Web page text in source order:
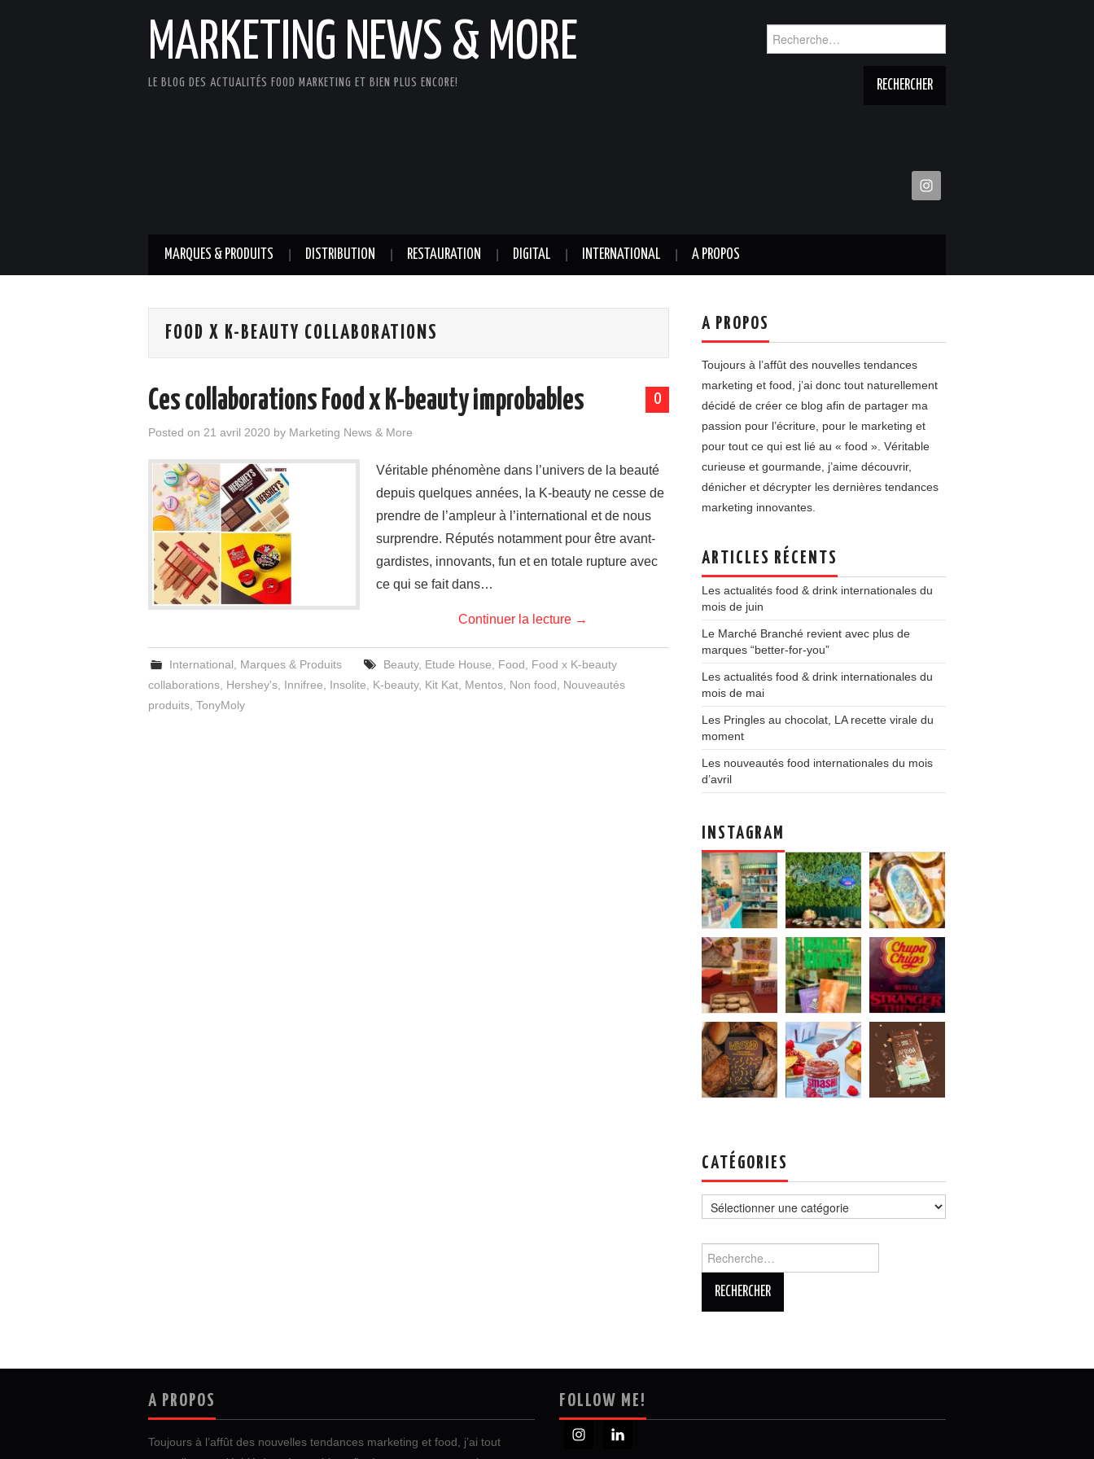
MARKETING NEWS & MORE
LE BLOG DES ACTUALITÉS FOOD MARKETING ET BIEN PLUS ENCORE!
MARQUES & PRODUITS DISTRIBUTION RESTAURATION DIGITAL INTERNATIONAL A PROPOS
FOOD X K-BEAUTY COLLABORATIONS
0
Ces collaborations Food x K-beauty improbables
Posted on 21 avril 2020 by Marketing News & More
Véritable phénomène dans l’univers de la beauté
depuis quelques années, la K-beauty ne cesse de
prendre de l’ampleur à l’international et de nous
surprendre. Réputés notamment pour être avant-
gardistes, innovants, fun et en totale rupture avec
ce qui se fait dans…
Continuer la lecture →
International Marques & Produits Beauty, Etude House Food
Food x K-beauty
collaborations Hershey's Innifree Insolite K-beauty, Kit Kat Mentos Non food
Nouveautés
produits TonyMoly
A PROPOS
Toujours à l’affût des nouvelles tendances
marketing et food, j’ai donc tout naturellement
décidé de créer ce blog afin de partager ma
passion pour l’écriture, pour le marketing et
pour tout ce qui est lié au « food ». Véritable
curieuse et gourmande, j’aime découvrir,
dénicher et décrypter les dernières tendances
marketing innovantes.
ARTICLES RÉCENTS
Les actualités food & drink internationales du
mois de juin
Le Marché Branché revient avec plus de
marques “better-for-you”
Les actualités food & drink internationales du
mois de mai
Les Pringles au chocolat, LA recette virale du
moment
Les nouveautés food internationales du mois
d’avril
INSTAGRAM
CATÉGORIES
A PROPOS
Toujours à l’affût des nouvelles tendances marketing et food, j’ai tout
FOLLOW ME!